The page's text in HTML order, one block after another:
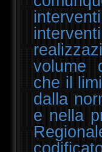
volume
che il
dalla
e nella